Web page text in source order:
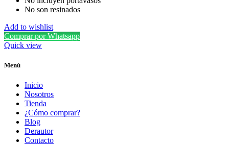
No son resinados
Add to wishlist
Comprar por Whatsapp
Quick view
Menú
Inicio
Nosotros
Tienda
¿Cómo comprar?
Blog
Derautor
Contacto